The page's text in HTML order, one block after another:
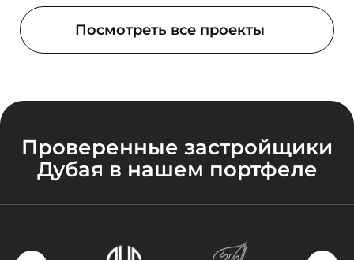
Посмотреть все проекты
Проверенные застройщики
Дубая в нашем портфеле